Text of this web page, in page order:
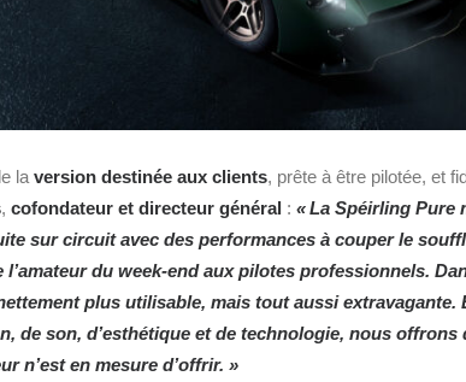
la version destinée aux clients, prête à être pilotée, et
, cofondateur et directeur général : « La Spéirling Pure
sur circuit avec des performances à couper le
du week-end aux pilotes professionnels.
plus utilisable, mais tout aussi extravagante.
de son, d’esthétique et de technologie, nous offrons
n’est en mesure d’offrir. »